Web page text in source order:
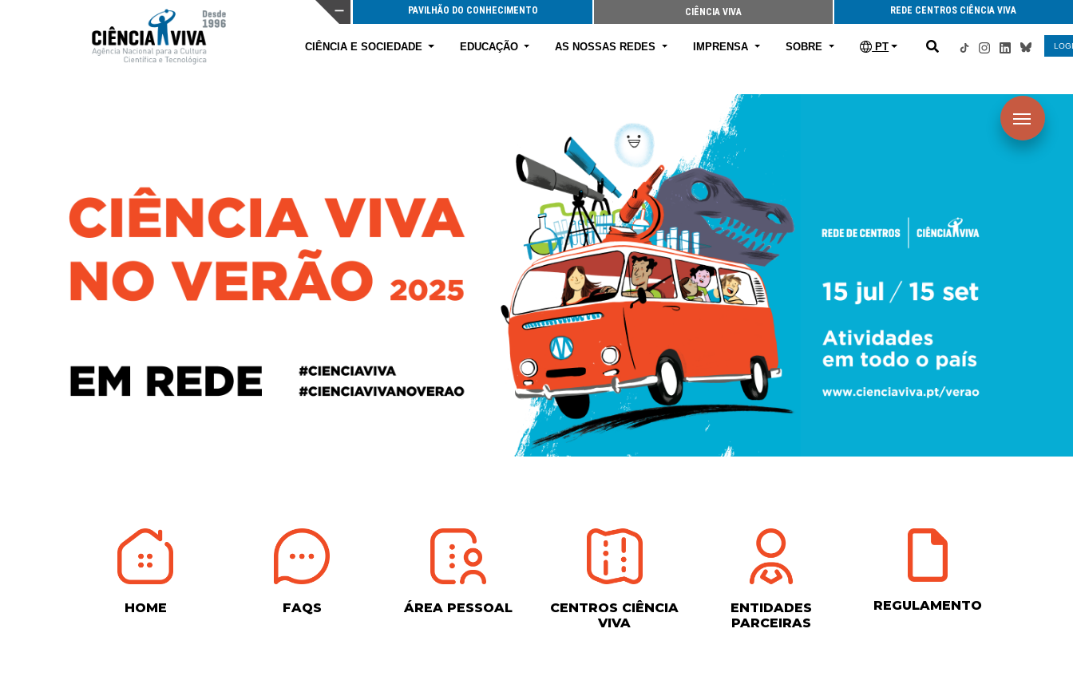
PAVILHÃO DO CONHECIMENTO CIÊNCIA VIVA REDE CENTROS CIÊNCIA VIVA
CIÊNCIA E SOCIEDADE EDUCAÇÃO AS NOSSAS REDES IMPRENSA SOBRE PT
HOME FAQS ÁREA PESSOAL
CENTROS CIÊNCIA
VIVA
ENTIDADES
PARCEIRAS
REGULAMENTO